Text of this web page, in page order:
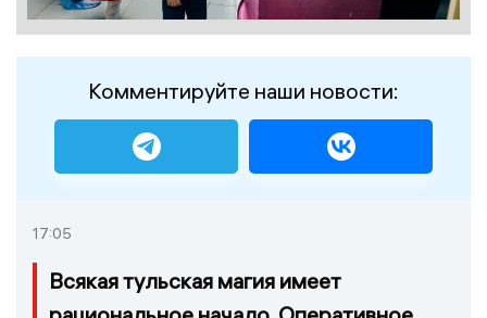
Комментируйте наши новости:
17:05
Всякая тульская магия имеет